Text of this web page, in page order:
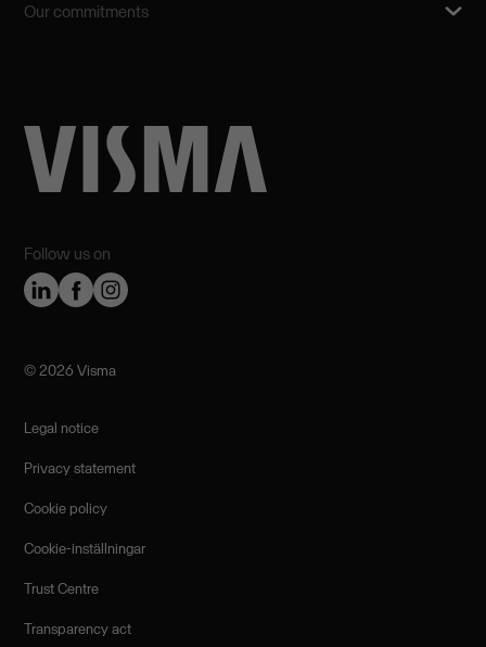
Follow us on
Our commitments
©️ 2026 Visma
Legal notice
Privacy statement
Cookie policy
Cookie-inställningar
Trust Centre
Transparency act